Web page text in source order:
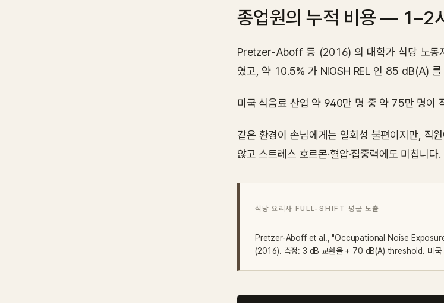
종업원의 누적 비용 — 1–2
Pretzer-Aboff 등 (2016) 의 대학가 식당 노
였고, 약 10.5% 가 NIOSH REL 인 85 dB(A) 를
미국 식음료 산업 약 940만 명 중 약 75만 명이
같은 환경이 손님에게는 일회성 불편이지만, 직
않고 스트레스 호르몬·혈압·집중력에도 미칩니다.
식당 요리사 FULL-SHIFT 평균 노출
Pretzer-Aboff et al., "Occupational Noise
(2016). 측정: 3 dB 교환율 + 70 dB(A) threshold. 미국